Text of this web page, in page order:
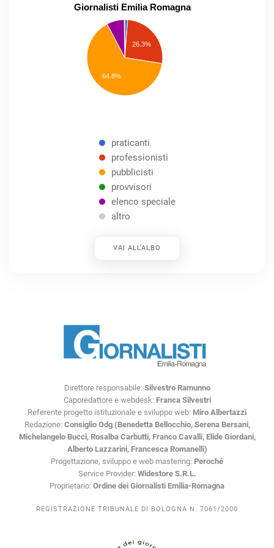
Giornalisti Emilia Romagna
26.3%
64.8%
praticanti
professionisti
pubblicisti
provvisori
elenco speciale
altro
VAI ALL’ALBO
Direttore responsabile: Silvestro Ramunno
Caporedattore e webdesk: Franca Silvestri
Referente progetto istituzionale e sviluppo web: Miro Albertazzi
Redazione: Consiglio Odg (Benedetta Bellocchio, Serena Bersani,
Michelangelo Bucci, Rosalba Carbutti, Franco Cavalli, Elide Giordani,
Alberto Lazzarini, Francesca Romanelli)
Progettazione, sviluppo e web mastering: Peroché
Service Provider: Widestore S.R.L.
Proprietario: Ordine dei Giornalisti Emilia-Romagna
REGISTRAZIONE TRIBUNALE DI BOLOGNA N. 7061/2000